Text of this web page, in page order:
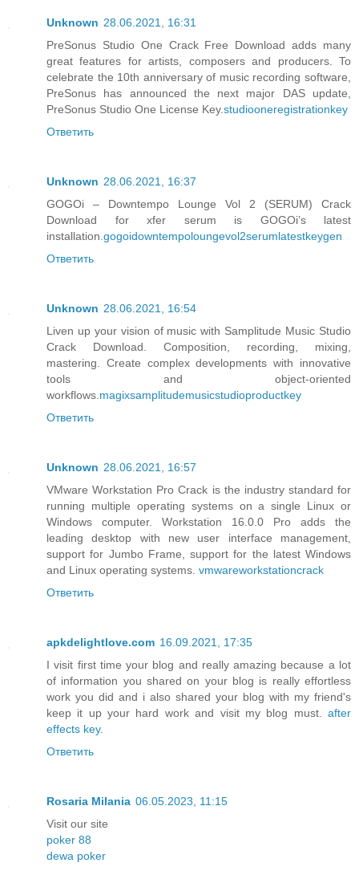
Unknown 28.06.2021, 16:31
PreSonus Studio One Crack Free Download adds many
great features for artists, composers and producers. To
celebrate the 10th anniversary of music recording software,
PreSonus has announced the next major DAS update,
PreSonus Studio One License Key.studiooneregistrationkey
Ответить
Unknown 28.06.2021, 16:37
GOGOi – Downtempo Lounge Vol 2 (SERUM) Crack
Download for xfer serum is GOGOi’s latest
installation.gogoidowntempoloungevol2serumlatestkeygen
Ответить
Unknown 28.06.2021, 16:54
Liven up your vision of music with Samplitude Music Studio
Crack Download. Composition, recording, mixing,
mastering. Create complex developments with innovative
tools and object-oriented
workflows.magixsamplitudemusicstudioproductkey
Ответить
Unknown 28.06.2021, 16:57
VMware Workstation Pro Crack is the industry standard for
running multiple operating systems on a single Linux or
Windows computer. Workstation 16.0.0 Pro adds the
leading desktop with new user interface management,
support for Jumbo Frame, support for the latest Windows
and Linux operating systems. vmwareworkstationcrack
Ответить
apkdelightlove.com 16.09.2021, 17:35
I visit first time your blog and really amazing because a lot
of information you shared on your blog is really effortless
work you did and i also shared your blog with my friend's
keep it up your hard work and visit my blog must. after
effects key.
Ответить
Rosaria Milania 06.05.2023, 11:15
Visit our site
poker 88
dewa poker